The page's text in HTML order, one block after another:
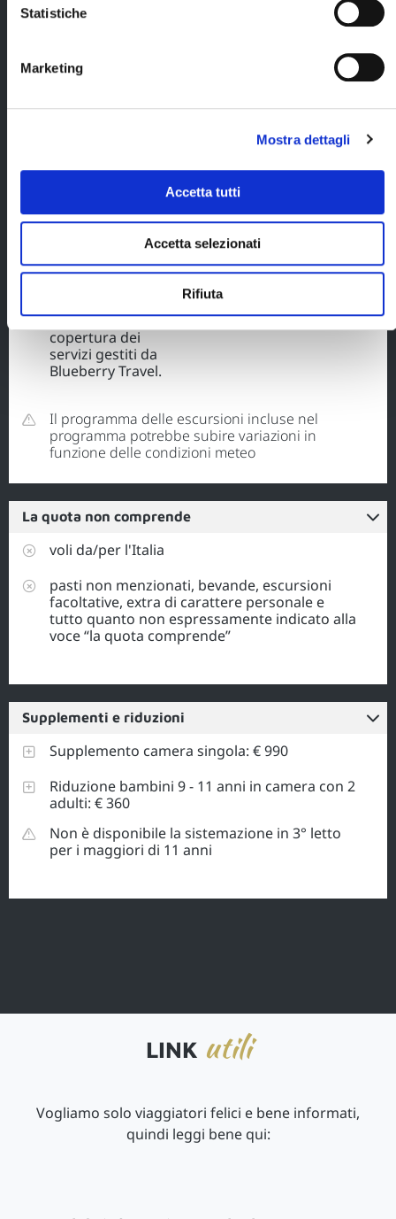
Statistiche
Marketing
Mostra dettagli
Accetta tutti
Accetta selezionati
Rifiuta
portate o buffet,
nel programma;
GeoSea di
Jökulsárlón con
mezzo anfibio;
Assicurazione
annullamento a
copertura dei
servizi gestiti da
Blueberry Travel.
Il programma delle escursioni incluse nel
programma potrebbe subire variazioni in
funzione delle condizioni meteo
La quota non comprende
voli da/per l'Italia
pasti non menzionati, bevande, escursioni
facoltative, extra di carattere personale e
tutto quanto non espressamente indicato alla
voce “la quota comprende”
Supplementi e riduzioni
Supplemento camera singola: € 990
Riduzione bambini 9 - 11 anni in camera con 2
adulti: € 360
Non è disponibile la sistemazione in 3° letto
per i maggiori di 11 anni
LINK utili
Vogliamo solo viaggiatori felici e bene informati,
quindi leggi bene qui: